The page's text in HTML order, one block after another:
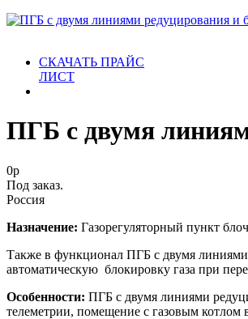
СКАЧАТЬ ПРАЙС
ЛИСТ
ПГБ с двумя
0р
Под заказ.
Россия
Назначение: Газорегуляторный пункт
Также в функционал ПГБ с двумя линиями
автоматическую блокировку газа при
Особенности: ПГБ с двумя линиями
телеметрии, помещение с газовым котлом